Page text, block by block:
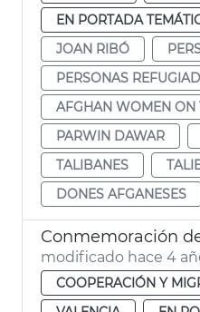
EN PORTADA
JOAN RIBÓ
PERSONAS
AFGHAN WOMEN ON
PARWIN DAWAR
TALIBANES
DONES AFGANESES
modificado hace 4
COOPERACIÓN Y